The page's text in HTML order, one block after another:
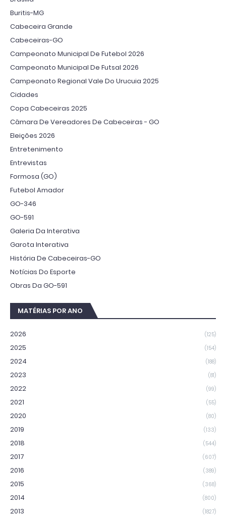
Buritis-MG
Cabeceira Grande
Cabeceiras-GO
Campeonato Municipal De Futebol 2026
Campeonato Municipal De Futsal 2026
Campeonato Regional Vale Do Urucuia 2025
Cidades
Copa Cabeceiras 2025
Câmara De Vereadores De Cabeceiras - GO
Eleições 2026
Entretenimento
Entrevistas
Formosa (GO)
Futebol Amador
GO-346
GO-591
Galeria Da Interativa
Garota Interativa
História De Cabeceiras-GO
Notícias Do Esporte
Obras Da GO-591
MATÉRIAS POR ANO
2026 (125)
2025 (154)
2024 (188)
2023 (81)
2022 (99)
2021 (55)
2020 (80)
2019 (133)
2018 (544)
2017 (607)
2016 (389)
2015 (368)
2014 (800)
2013 (1827)